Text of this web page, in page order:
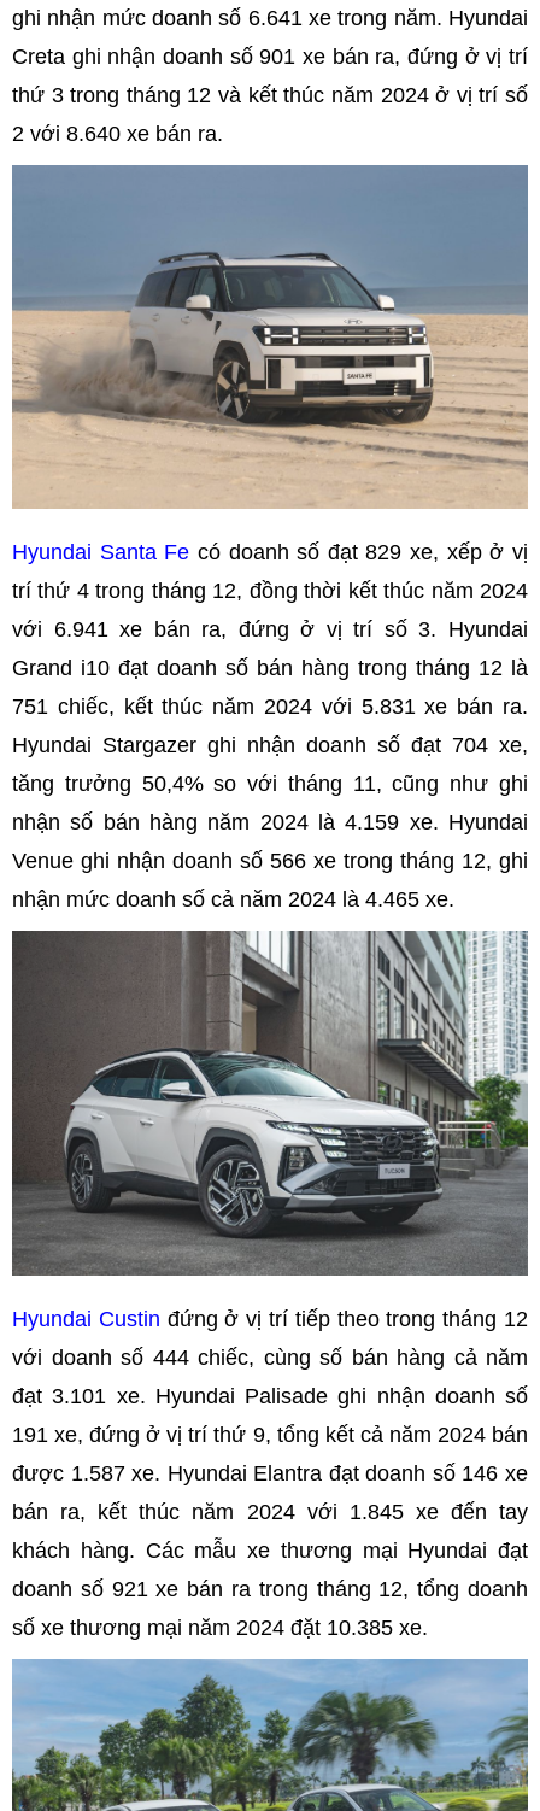
ghi nhận mức doanh số 6.641 xe trong năm. Hyundai
Creta ghi nhận doanh số 901 xe bán ra, đứng ở vị trí
thứ 3 trong tháng 12 và kết thúc năm 2024 ở vị trí số
2 với 8.640 xe bán ra.
Hyundai Santa Fe có doanh số đạt 829 xe, xếp ở vị
trí thứ 4 trong tháng 12, đồng thời kết thúc năm 2024
với 6.941 xe bán ra, đứng ở vị trí số 3. Hyundai
Grand i10 đạt doanh số bán hàng trong tháng 12 là
751 chiếc, kết thúc năm 2024 với 5.831 xe bán ra.
Hyundai Stargazer ghi nhận doanh số đạt 704 xe,
tăng trưởng 50,4% so với tháng 11, cũng như ghi
nhận số bán hàng năm 2024 là 4.159 xe. Hyundai
Venue ghi nhận doanh số 566 xe trong tháng 12, ghi
nhận mức doanh số cả năm 2024 là 4.465 xe.
Hyundai Custin đứng ở vị trí tiếp theo trong tháng 12
với doanh số 444 chiếc, cùng số bán hàng cả năm
đạt 3.101 xe. Hyundai Palisade ghi nhận doanh số
191 xe, đứng ở vị trí thứ 9, tổng kết cả năm 2024 bán
được 1.587 xe. Hyundai Elantra đạt doanh số 146 xe
bán ra, kết thúc năm 2024 với 1.845 xe đến tay
khách hàng. Các mẫu xe thương mại Hyundai đạt
doanh số 921 xe bán ra trong tháng 12, tổng doanh
số xe thương mại năm 2024 đặt 10.385 xe.